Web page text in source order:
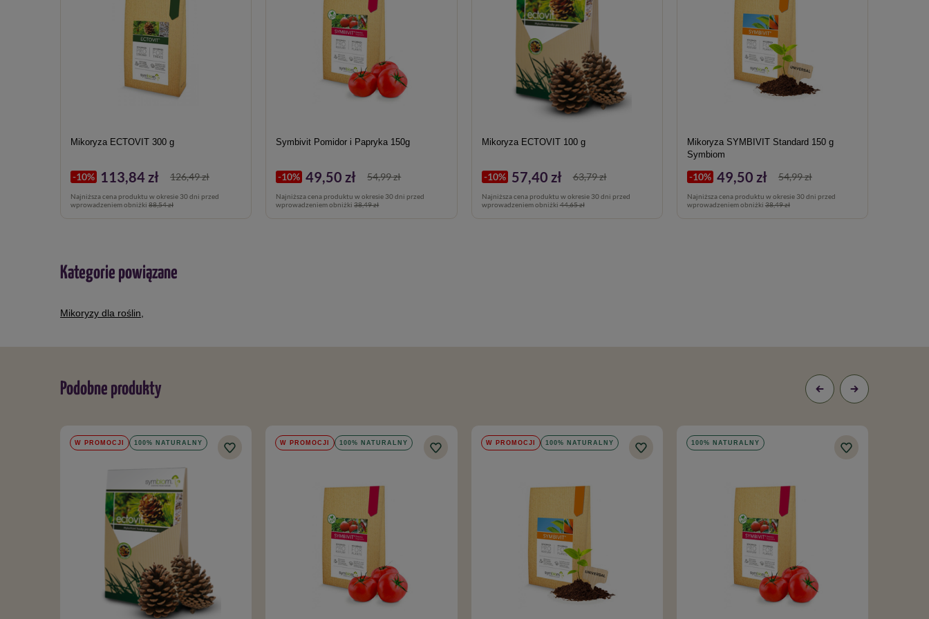
Mikoryza ECTOVIT 300 g
-10% 113,84 zł
Najniższa cena produktu w okresie 30 dni przed
wprowadzeniem obniżki 88,54 zł
126,49 zł
Symbivit Pomidor i Papryka 150g
-10% 49,50 zł
Najniższa cena produktu w okresie 30 dni przed
wprowadzeniem obniżki38,49 zł
54,99 zł
Mikoryza ECTOVIT 100 g
-10% 57,40 zł
Najniższa cena produktu w okresie 30 dni przed
wprowadzeniem obniżki44,65 zł
63,79 zł
Mikoryza SYMBIVIT Standard 150 g
Symbiom
-10% 49,50 zł
Najniższa cena produktu w okresie 30 dni przed
wprowadzeniem obniżki 38,49 zł
54,99 zł
Kategorie powiązane
Mikoryzy dla roślin
Podobne produkty
W PROMOCJI 100% NATURALNY W PROMOCJI 100% NATURALNY W PROMOCJI 100% NATURALNY 100% NATURALNY